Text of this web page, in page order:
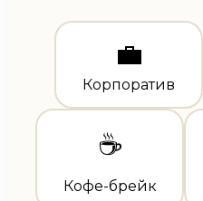
💼
Корпоратив
☕
Кофе-брейк